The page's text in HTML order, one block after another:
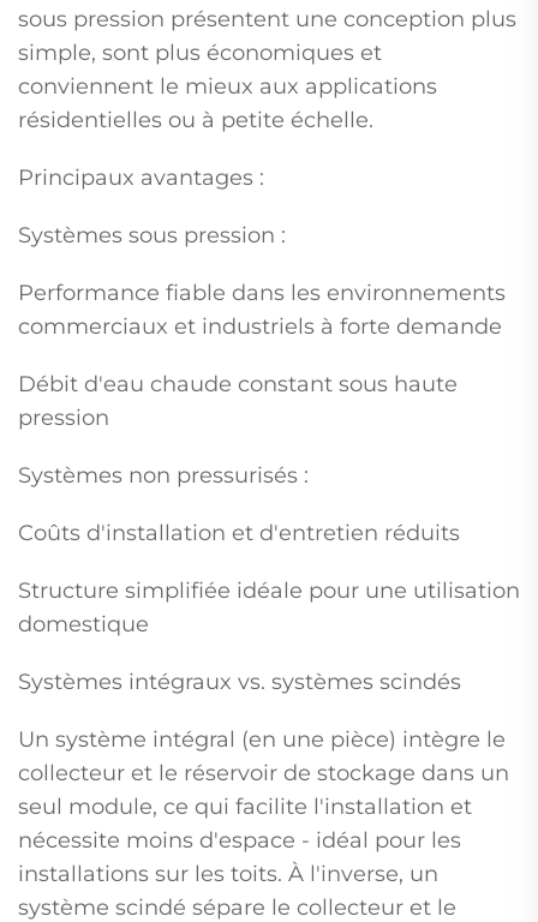
sous pression présentent une conception plus
simple, sont plus économiques et
conviennent le mieux aux applications
résidentielles ou à petite échelle.
Principaux avantages :
Systèmes sous pression :
Performance fiable dans les environnements
commerciaux et industriels à forte demande
Débit d'eau chaude constant sous haute
pression
Systèmes non pressurisés :
Coûts d'installation et d'entretien réduits
Structure simplifiée idéale pour une utilisation
domestique
Systèmes intégraux vs. systèmes scindés
Un système intégral (en une pièce) intègre le
collecteur et le réservoir de stockage dans un
seul module, ce qui facilite l'installation et
nécessite moins d'espace - idéal pour les
installations sur les toits. À l'inverse, un
système scindé sépare le collecteur et le